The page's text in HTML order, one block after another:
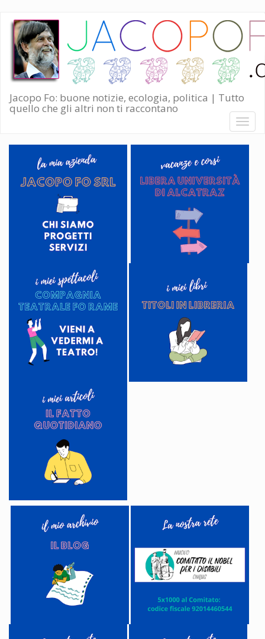
Salta
contenuto
principale
Jacopo Fo: buone notizie, ecologia, politica | Tutto
quello che gli altri non ti raccontano
Toggle